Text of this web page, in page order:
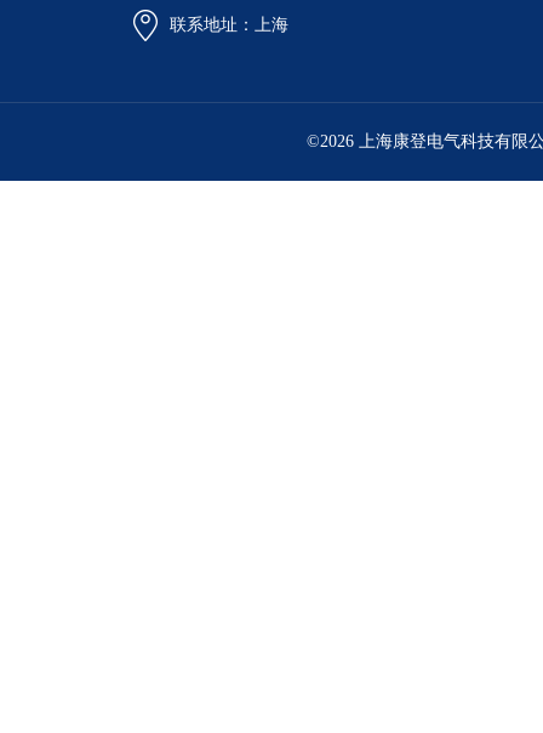
联系地址：上海
©2026 上海康登电气科技有限